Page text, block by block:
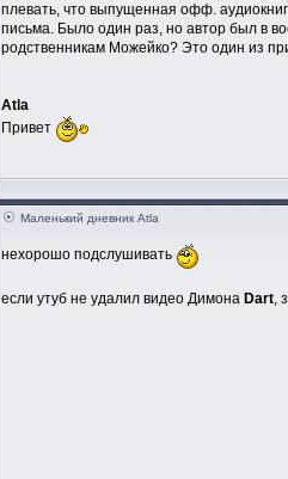
плевать, что выпущенная офф.
письма. Было один раз, но автор был в
родственникам Можейко? Это один из
Atla
Привет
Маленький дневник Atla
нехорошо подслушивать
если утуб не удалил видео Димона Dart,